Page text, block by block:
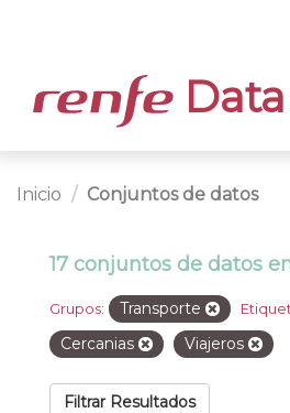
Data
Inicio Conjuntos de datos
17 conjuntos de datos
Grupos: Transporte
Cercanias
Viajeros
Filtrar Resultados